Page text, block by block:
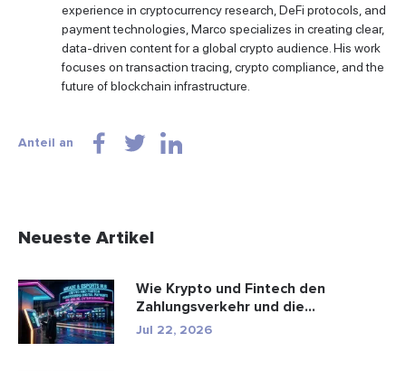
experience in cryptocurrency research, DeFi protocols, and
payment technologies, Marco specializes in creating clear,
data-driven content for a global crypto audience. His work
focuses on transaction tracing, crypto compliance, and the
future of blockchain infrastructure.
Anteil an
Neueste Artikel
Wie Krypto und Fintech den
Zahlungsverkehr und die
Unterhaltungsbr...
Jul 22, 2026